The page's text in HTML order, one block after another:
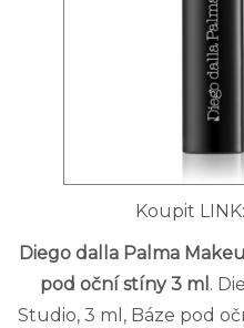
Koupit LINK:
Diego dalla Palma
pod oční stíny 3 ml .
Studio, 3 ml, Báze pod